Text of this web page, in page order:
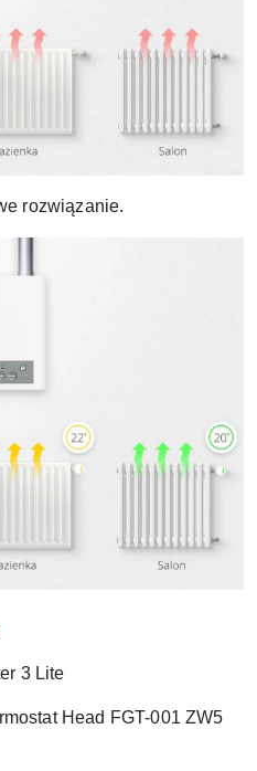
rozwiązanie.
3 Lite
Head FGT-001 ZW5